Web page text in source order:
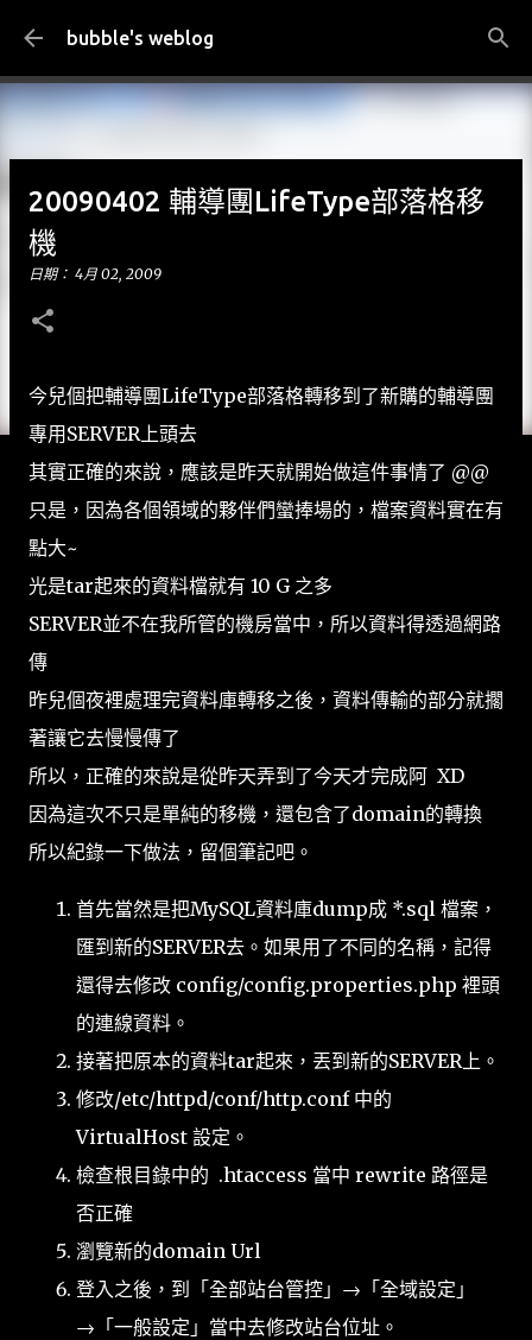
跳到主要內容
bubble's weblog
20090402 輔導團LifeType部落格移
機
日期： 4月 02, 2009
今兒個把輔導團LifeType部落格轉移到了新購的輔導團
專用SERVER上頭去
其實正確的來說，應該是昨天就開始做這件事情了 @@
只是，因為各個領域的夥伴們蠻捧場的，檔案資料實在有
點大~
光是tar起來的資料檔就有 10 G 之多
SERVER並不在我所管的機房當中，所以資料得透過網路
傳
昨兒個夜裡處理完資料庫轉移之後，資料傳輸的部分就擱
著讓它去慢慢傳了
所以，正確的來說是從昨天弄到了今天才完成阿 XD
因為這次不只是單純的移機，還包含了domain的轉換
所以紀錄一下做法，留個筆記吧。
首先當然是把MySQL資料庫dump成 *.sql 檔案，
匯到新的SERVER去。如果用了不同的名稱，記得
還得去修改 config/config.properties.php 裡頭
的連線資料。
接著把原本的資料tar起來，丟到新的SERVER上。
修改/etc/httpd/conf/http.conf 中的
VirtualHost 設定。
檢查根目錄中的 .htaccess 當中 rewrite 路徑是
否正確
瀏覽新的domain Url
登入之後，到「全部站台管控」→「全域設定」
→「一般設定」當中去修改站台位址。